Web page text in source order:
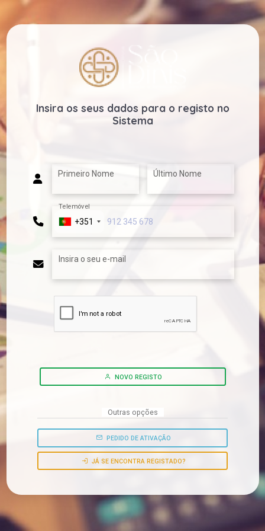
Insira os seus dados para o registo no
Sistema
Primeiro Nome Último Nome
Telemóvel
+351
Insira o seu e-mail
NOVO REGISTO
Outras opções
PEDIDO DE ATIVAÇÃO
JÁ SE ENCONTRA REGISTADO?